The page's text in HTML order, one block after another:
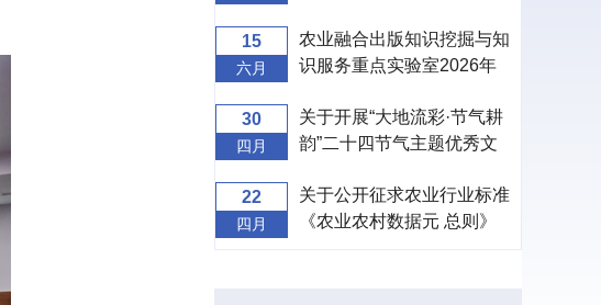
15
六月
农业融合出版知识挖掘与知
识服务重点实验室2026年
30
四月
关于开展“大地流彩·节气耕
韵”二十四节气主题优秀文
22
四月
关于公开征求农业行业标准
《农业农村数据元 总则》